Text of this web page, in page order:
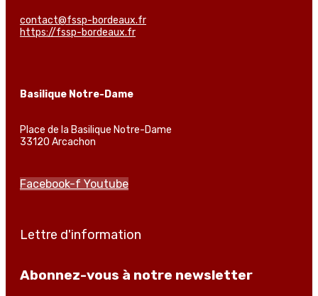
contact@fssp-bordeaux.fr
https://fssp-bordeaux.fr
Basilique Notre-Dame
Place de la Basilique Notre-Dame
33120 Arcachon
Facebook-f Youtube
Lettre d'information
Abonnez-vous à notre newsletter